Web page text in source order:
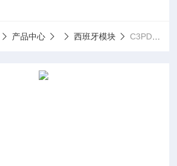
产品中心 西班牙模块 C3PDB175N12 C3PDB175N14C3PDB175N08 西班牙模块